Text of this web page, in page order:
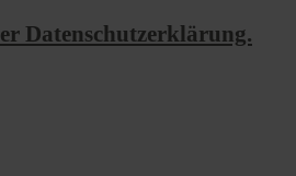
Datenschutzerklärung.